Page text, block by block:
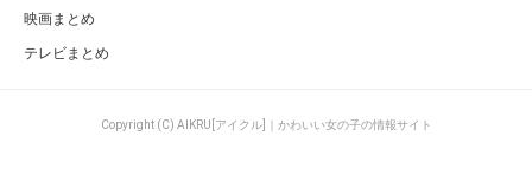
映画まとめ
テレビまとめ
Copyright (C) AIKRU[アイクル]｜かわいい女の子の情報サイト